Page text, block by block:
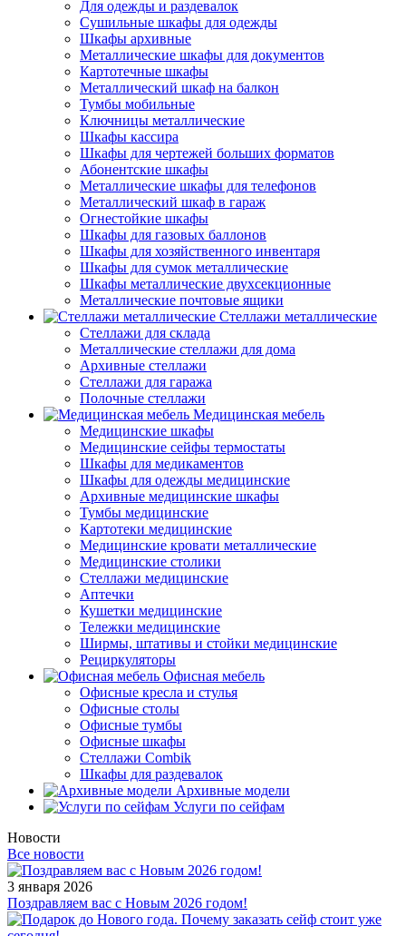
Для одежды и раздевалок
Сушильные шкафы для одежды
Шкафы архивные
Металлические шкафы для документов
Картотечные шкафы
Металлический шкаф на балкон
Тумбы мобильные
Ключницы металлические
Шкафы кассира
Шкафы для чертежей больших форматов
Абонентские шкафы
Металлические шкафы для телефонов
Металлический шкаф в гараж
Огнестойкие шкафы
Шкафы для газовых баллонов
Шкафы для хозяйственного инвентаря
Шкафы для сумок металлические
Шкафы металлические двухсекционные
Металлические почтовые ящики
Стеллажи металлические
Стеллажи для склада
Металлические стеллажи для дома
Архивные стеллажи
Стеллажи для гаража
Полочные стеллажи
Медицинская мебель
Медицинские шкафы
Медицинские сейфы термостаты
Шкафы для медикаментов
Шкафы для одежды медицинские
Архивные медицинские шкафы
Тумбы медицинские
Картотеки медицинские
Медицинские кровати металлические
Медицинские столики
Стеллажи медицинские
Аптечки
Кушетки медицинские
Тележки медицинские
Ширмы, штативы и стойки медицинские
Рециркуляторы
Офисная мебель
Офисные кресла и стулья
Офисные столы
Офисные тумбы
Офисные шкафы
Стеллажи Combik
Шкафы для раздевалок
Архивные модели
Услуги по сейфам
Новости
Все новости
3 января 2026
Поздравляем вас с Новым 2026 годом!